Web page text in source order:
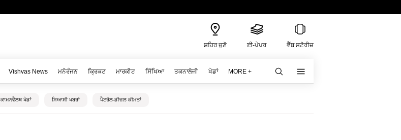
ਸ਼ਹਿਰ ਚੁਣੋ ਈ-ਪੇਪਰ ਵੈੱਬ ਸਟੋਰੀਜ਼
Vishvas News ਮਨੋਰੰਜਨ ਕ੍ਰਿਕਟ ਮਾਰਕੀਟ ਸਿੱਖਿਆ ਤਕਨਾਲੋਜੀ ਖੇਡਾਂ MORE +
ਕਾਮਨਵੈਲਥ ਖੇਡਾਂ ਸਿਆਸੀ ਖਬਰਾਂ ਪੈਟਰੋਲ-ਡੀਜ਼ਲ ਕੀਮਤਾਂ